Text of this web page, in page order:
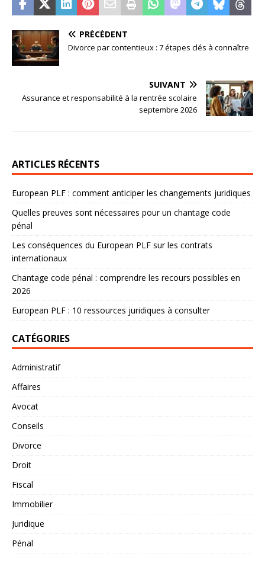
PRÉCÉDENT
Divorce par contentieux : 7 étapes clés à connaître
SUIVANT
Assurance et responsabilité à la rentrée scolaire
septembre 2026
ARTICLES RÉCENTS
European PLF : comment anticiper les changements juridiques
Quelles preuves sont nécessaires pour un chantage code
pénal
Les conséquences du European PLF sur les contrats
internationaux
Chantage code pénal : comprendre les recours possibles en
2026
European PLF : 10 ressources juridiques à consulter
CATÉGORIES
Administratif
Affaires
Avocat
Conseils
Divorce
Droit
Fiscal
Immobilier
Juridique
Pénal